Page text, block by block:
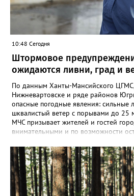
10:48 Сегодня
Штормовое
ожидаются ливни, град и
По данным Ханты-Мансийского ЦГМС,
Нижневартовске и ряде районов
опасные погодные явления: сильные
шквалистый ветер с порывами до 25
МЧС призывает жителей и гостей
внимательными и по возможности
падению деревьев и слабо
повреждению крыш и рекламных
осложнения на дорогах —
сбои в работе светофоров и
обильных осадков возможны